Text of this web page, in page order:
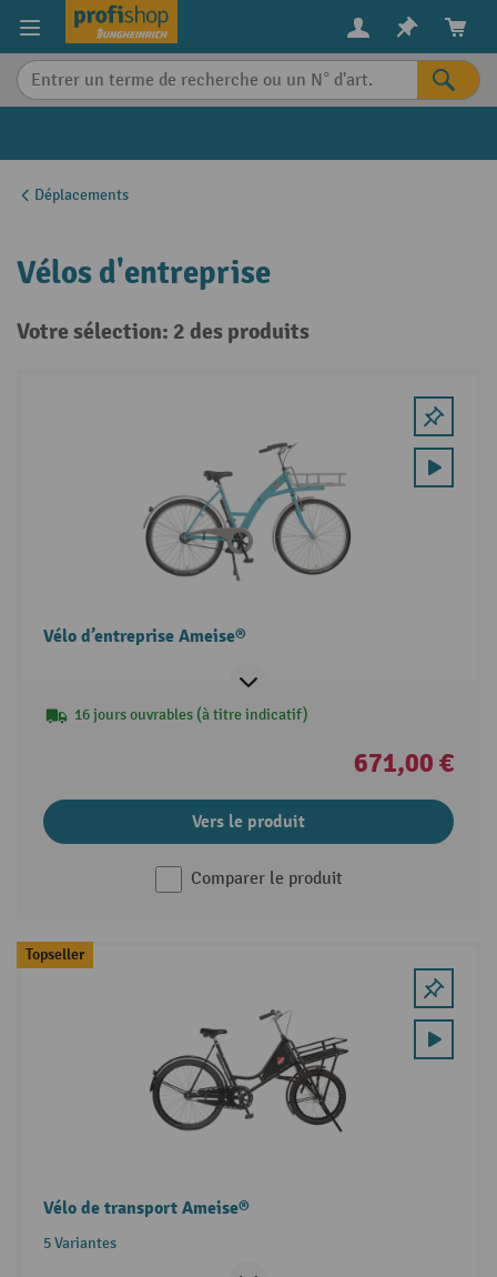
content
Déplacements
Vélos d'entreprise
Votre sélection: 2 des produits
Vélo d’entreprise Ameise®
16 jours ouvrables (à titre indicatif)
671,00 €
Vers le produit
Comparer le produit
Topseller
Vélo de transport Ameise®
5 Variantes